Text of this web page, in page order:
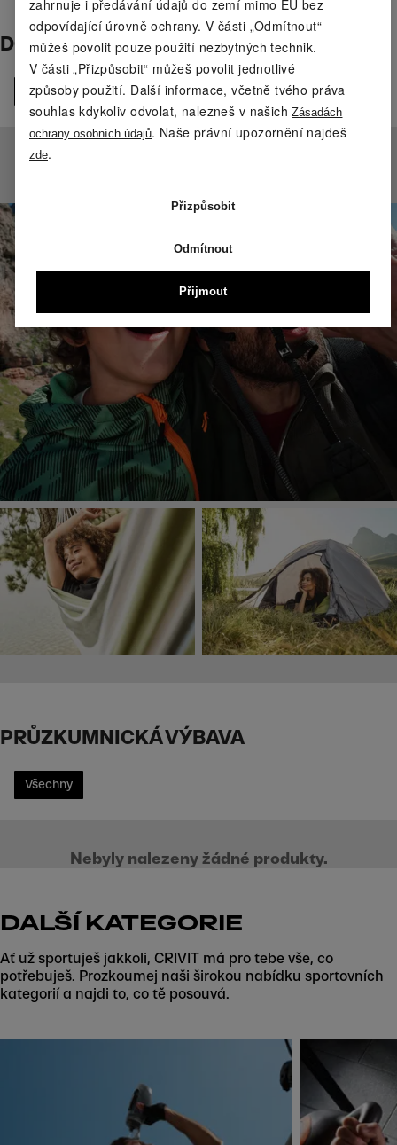
DOBRODRUHOVSKÉ OBLEČENÍ
Všechny
PRŮZKUMNICKÁ VÝBAVA
Všechny
Nebyly nalezeny žádné produkty.
DALŠÍ KATEGORIE
Ať už sportuješ jakkoli, CRIVIT má pro tebe vše, co
potřebuješ. Prozkoumej naši širokou nabídku sportovních
kategorií a najdi to, co tě posouvá.
zahrnuje i předávání údajů do zemí mimo EU bez
odpovídající úrovně ochrany. V části „Odmítnout“
můžeš povolit pouze použití nezbytných technik.
V části „Přizpůsobit“ můžeš povolit jednotlivé
způsoby použití. Další informace, včetně tvého práva
souhlas kdykoliv odvolat, nalezneš v našichZásadách
ochrany osobních údajů. Naše právní upozornění najdeš
zde.
Přizpůsobit
Odmítnout
Přijmout